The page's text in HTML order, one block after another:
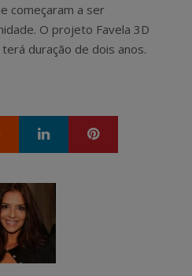
começaram a ser
O projeto Favela 3D
duração de dois anos.
Google+ LinkedIn